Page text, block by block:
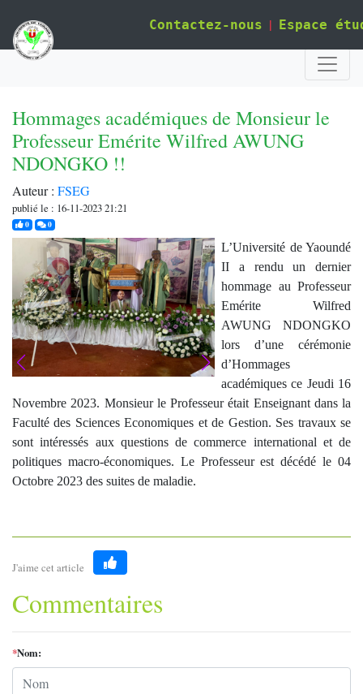
Contactez-nous | Espace
Hommages académiques de Monsieur le
Professeur Emérite Wilfred AWUNG
NDONGKO !!
Auteur : FSEG
publié le : 16-11-2023 21:21
0j'aime0commentaires
L’Université de Yaoundé
II a rendu un dernier
hommage au Professeur
Emérite Wilfred
AWUNG NDONGKO
lors d’une cérémonie
d’Hommages
académiques ce Jeudi 16
Novembre 2023. Monsieur le Professeur était Enseignant dans la
Faculté des Sciences Economiques et de Gestion. Ses travaux se
sont intéressés aux questions de commerce international et de
politiques macro-économiques. Le Professeur est décédé le 04
Octobre 2023 des suites de maladie.
J'aime cet article
Like
Commentaires
*Nom: